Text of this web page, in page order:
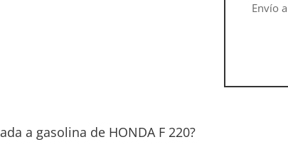
Envío
a gasolina de HONDA F 220?